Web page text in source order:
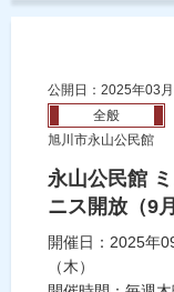
公開日：2025年03
全般
旭川市永山公民館
永山公民館
ニス開放（9月
開催日：2025年
（木）